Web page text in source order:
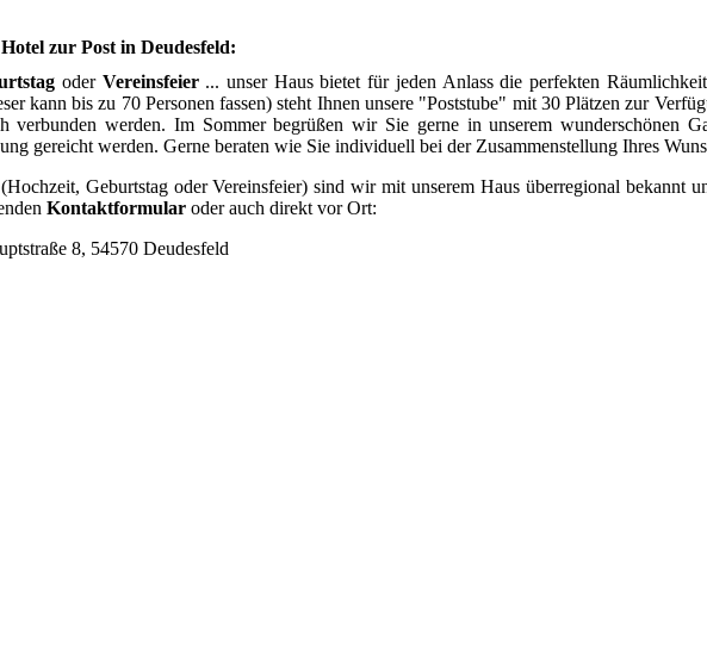
zur Post in Deudesfeld:
oder Vereinsfeier... unser Haus bietet für jeden Anlass die perfekten
kann bis zu 70 Personen fassen) steht Ihnen unsere "Poststube" mit 30 Plätzen zur
verbunden werden. Im Sommer begrüßen wir Sie gerne in unserem wunderschönen
gereicht werden. Gerne beraten wie Sie individuell bei der Zusammenstellung Ihres
Geburtstag oder Vereinsfeier) sind wir mit unserem Haus überregional bekannt
Kontaktformular oder auch direkt vor Ort:
8, 54570 Deudesfeld